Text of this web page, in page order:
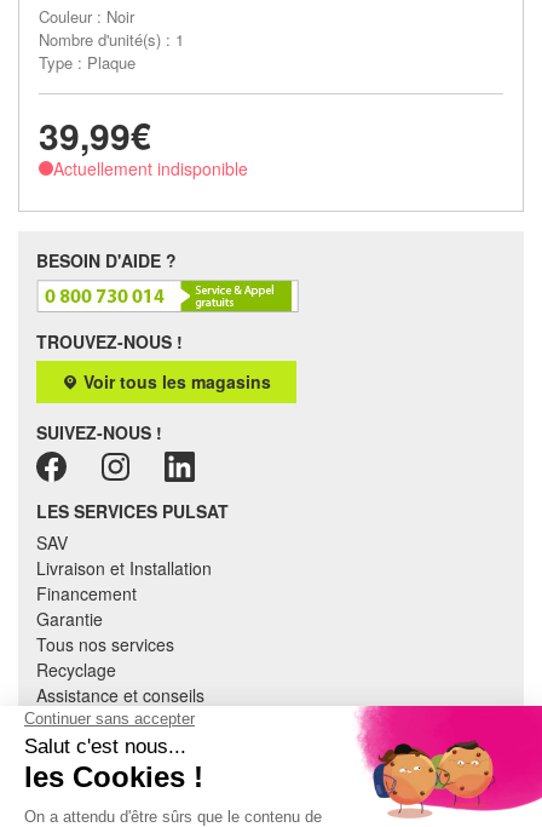
Couleur : Noir
Nombre d'unité(s) : 1
Type : Plaque
39,99€
Actuellement indisponible
BESOIN D'AIDE ?
TROUVEZ-NOUS !
Voir tous les magasins
SUIVEZ-NOUS !
LES SERVICES PULSAT
SAV
Livraison et Installation
Financement
Garantie
Tous nos services
Recyclage
Assistance et conseils
Cuisine équipée
Literie
Nous contacter